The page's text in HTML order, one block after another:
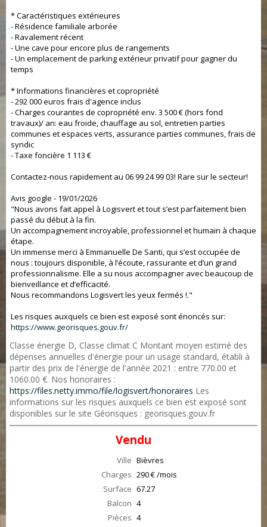
* Caractéristiques extérieures
- Résidence familiale arborée
- Ravalement récent
- Une cave pour encore plus de rangements
- Un emplacement de parking extérieur privatif pour gagner du
temps
* Informations financières et copropriété
- 292 000 euros frais d'agence inclus
- Charges courantes de copropriété env. 3 500 € (hors fond
travaux)/ an: eau froide, chauffage au sol, entretien parties
communes et espaces verts, assurance parties communes, frais de
syndic
- Taxe foncière 1 113 €
Contactez-nous rapidement au 06 99 24 99 03! Rare sur le secteur!
Avis google - 19/01/2026
"Nous avons fait appel à Logisvert et tout s’est parfaitement bien
passé du début à la fin.
Un accompagnement incroyable, professionnel et humain à chaque
étape.
Un immense merci à Emmanuelle De Santi, qui s’est occupée de
nous : toujours disponible, à l’écoute, rassurante et d’un grand
professionnalisme. Elle a su nous accompagner avec beaucoup de
bienveillance et d’efficacité.
Nous recommandons Logisvert les yeux fermés !."
Les risques auxquels ce bien est exposé sont énoncés sur:
https://www.georisques.gouv.fr/
Classe énergie D, Classe climat C Montant moyen estimé des
dépenses annuelles d'énergie pour un usage standard, établi à
partir des prix de l'énergie de l'année 2021 : entre 770.00 et
1060.00 €. Nos honoraires :
https://files.netty.immo/file/logisvert/honoraires Les
informations sur les risques auxquels ce bien est exposé sont
disponibles sur le site Géorisques : georisques.gouv.fr
Vendu
Ville Bièvres
Charges 290 € /mois
Surface 67.27
Balcon 4
Pièces 4